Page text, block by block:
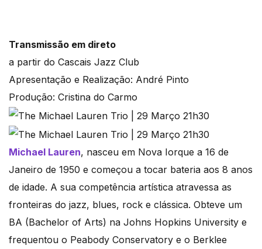
Transmissão em direto
a partir do Cascais Jazz Club
Apresentação e Realização: André Pinto
Produção: Cristina do Carmo
Michael Lauren, nasceu em Nova Iorque a 16 de
Janeiro de 1950 e começou a tocar bateria aos 8 anos
de idade. A sua competência artística atravessa as
fronteiras do jazz, blues, rock e clássica. Obteve um
BA (Bachelor of Arts) na Johns Hopkins University e
frequentou o Peabody Conservatory e o Berklee